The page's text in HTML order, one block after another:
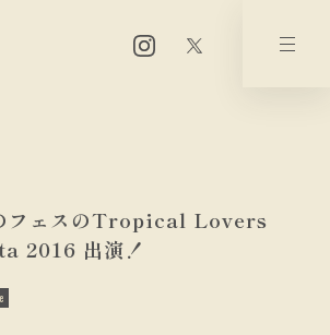
フェスのTropical Lovers
2016 出演！